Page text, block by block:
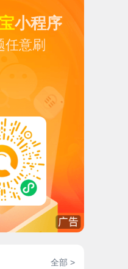
小程序
任意刷
全部 >